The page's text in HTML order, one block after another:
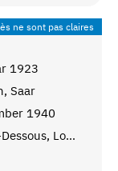
ne sont pas claires
1923
Saar
1940
Clermont-Dessous, Lot-et-Garonne